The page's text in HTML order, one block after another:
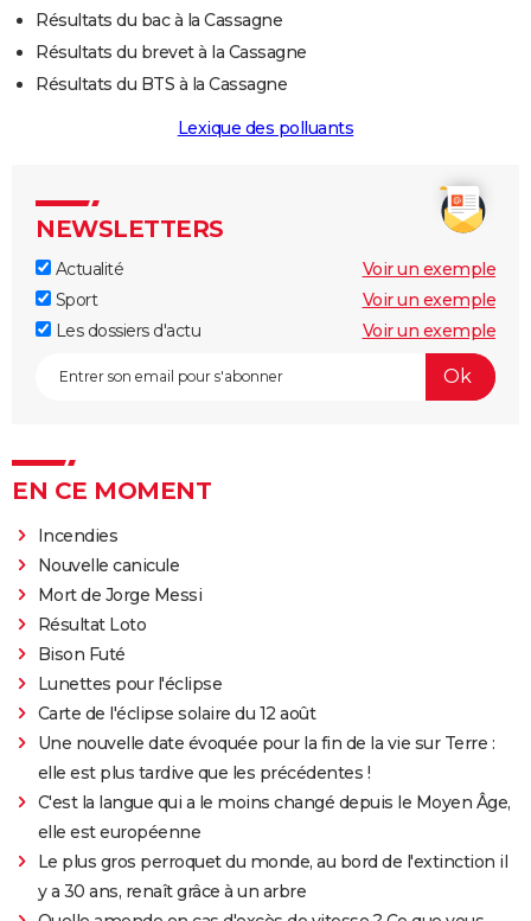
Résultats du bac à la Cassagne
Résultats du brevet à la Cassagne
Résultats du BTS à la Cassagne
Lexique des polluants
NEWSLETTERS
Actualité
Voir un exemple
Sport
Voir un exemple
Les dossiers d'actu
Voir un exemple
EN CE MOMENT
Incendies
Nouvelle canicule
Mort de Jorge Messi
Résultat Loto
Bison Futé
Lunettes pour l'éclipse
Carte de l'éclipse solaire du 12 août
Une nouvelle date évoquée pour la fin de la vie sur Terre :
elle est plus tardive que les précédentes !
C'est la langue qui a le moins changé depuis le Moyen Âge,
elle est européenne
Le plus gros perroquet du monde, au bord de l'extinction il
y a 30 ans, renaît grâce à un arbre